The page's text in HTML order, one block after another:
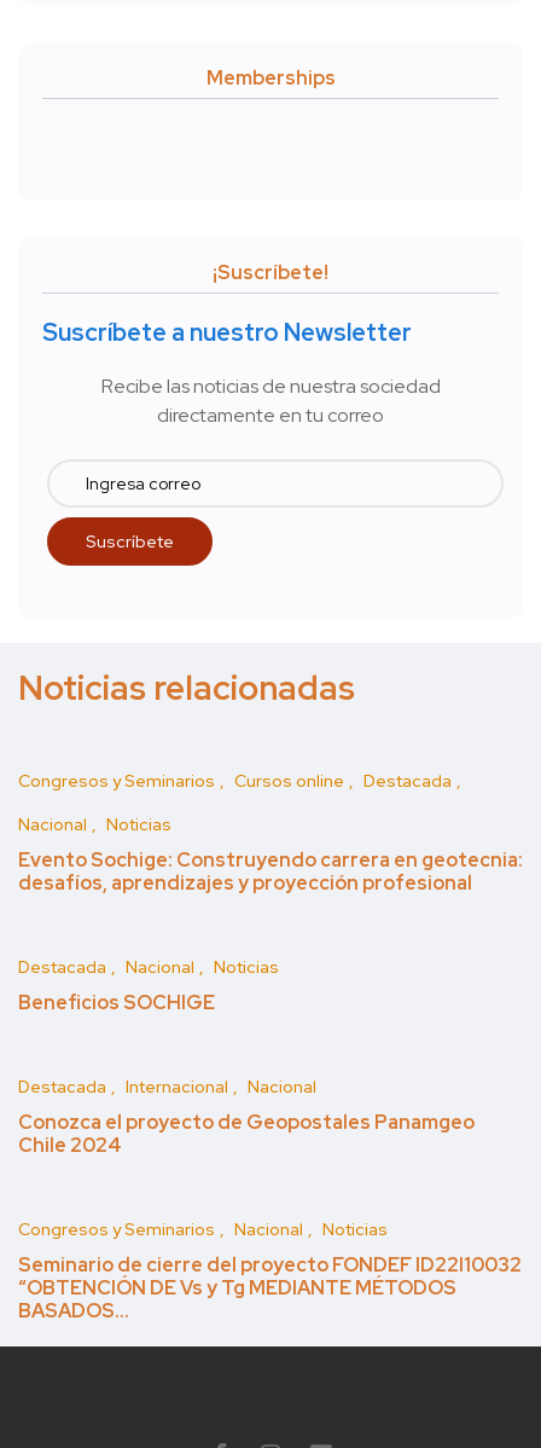
Memberships
¡Suscríbete!
Suscríbete a nuestro Newsletter
Recibe las noticias de nuestra sociedad
directamente en tu correo
Noticias relacionadas
Congresos y Seminarios Cursos online
Destacada
Nacional
Noticias
Evento Sochige: Construyendo carrera en geotecnia:
desafíos, aprendizajes y proyección profesional
Destacada Nacional Noticias
Beneficios SOCHIGE
Destacada Internacional Nacional
Conozca el proyecto de Geopostales Panamgeo
Chile 2024
Congresos y Seminarios Nacional Noticias
Seminario de cierre del proyecto FONDEF ID22I10032
“OBTENCIÓN DE Vs y Tg MEDIANTE MÉTODOS
BASADOS…